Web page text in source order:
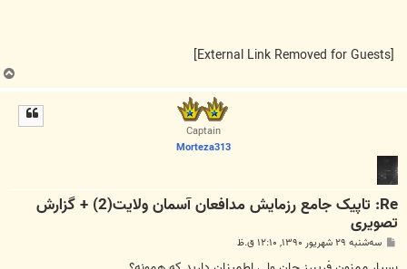
[External Link Removed for Guests]
Captain
Morteza313
Re: تاپیک جامع رزمایش مدافعان آسمان ولايت(2) + گزارش
تصویری
ت
سه‌شنبه ۲۹ شهریور ۱۳۹۰, ۱۲:۱۰ ق.ظ